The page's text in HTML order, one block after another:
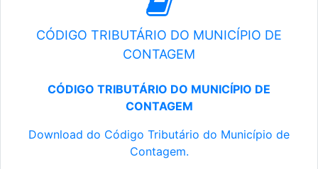
CÓDIGO TRIBUTÁRIO DO MUNICÍPIO DE
CONTAGEM
CÓDIGO TRIBUTÁRIO DO MUNICÍPIO DE
CONTAGEM
Download do Código Tributário do Município de
Contagem.